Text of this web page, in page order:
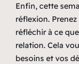
Enfin, cette
réflexion.
réfléchir à ce
relation. Cela
besoins et vos